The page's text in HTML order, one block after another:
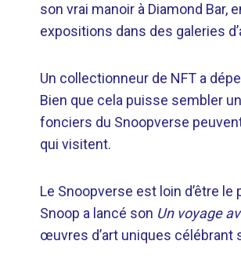
son vrai manoir à Diamond
expositions dans des galeries
Un collectionneur de NFT a
Bien que cela puisse sembler
fonciers du Snoopverse
qui visitent.
Le Snoopverse est loin d’être le
Snoop a lancé son Un voyage
œuvres d’art uniques célébrant